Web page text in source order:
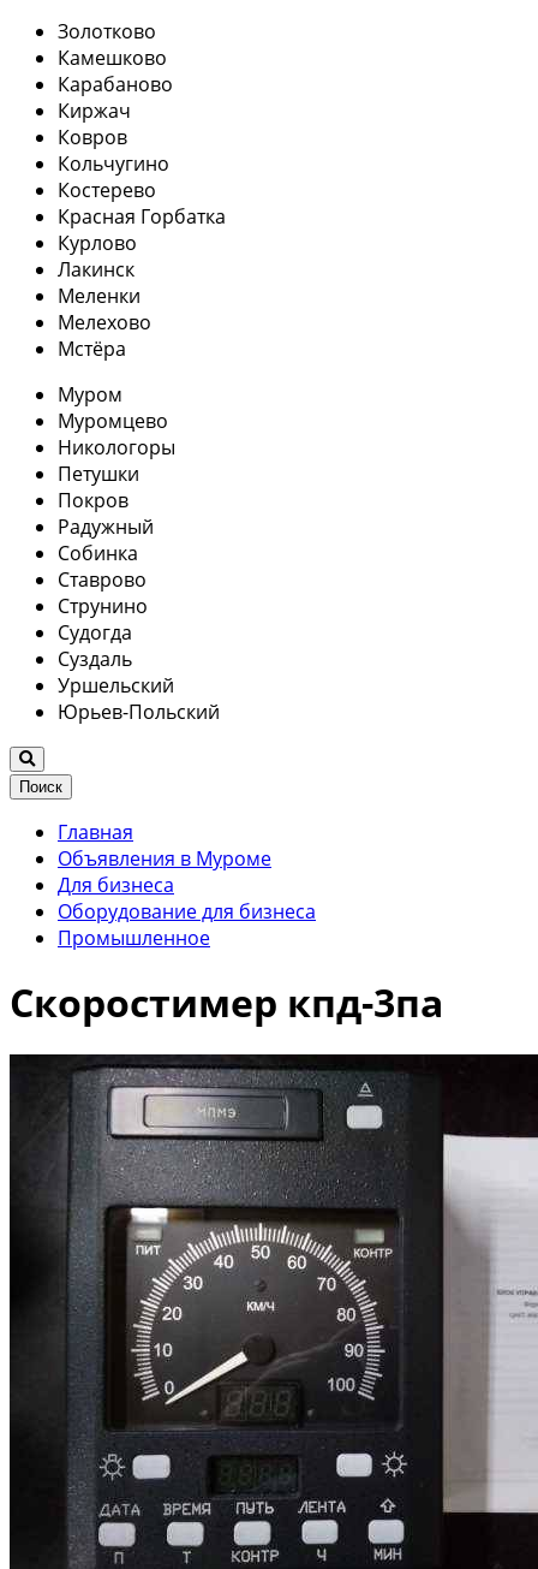
Золотково
Камешково
Карабаново
Киржач
Ковров
Кольчугино
Костерево
Красная Горбатка
Курлово
Лакинск
Меленки
Мелехово
Мстёра
Муром
Муромцево
Никологоры
Петушки
Покров
Радужный
Собинка
Ставрово
Струнино
Судогда
Суздаль
Уршельский
Юрьев-Польский
Поиск
Главная
Объявления в Муроме
Для бизнеса
Оборудование для бизнеса
Промышленное
Скоростимер кпд-3па